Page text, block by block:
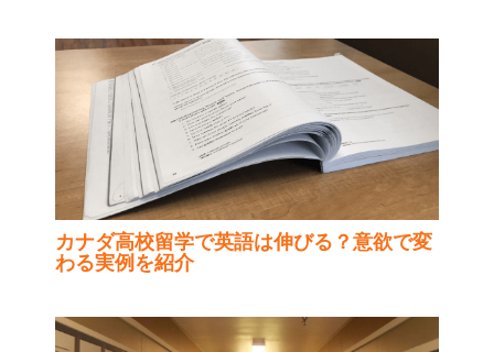
カナダ高校留学で英語は伸びる？意欲で変
わる実例を紹介